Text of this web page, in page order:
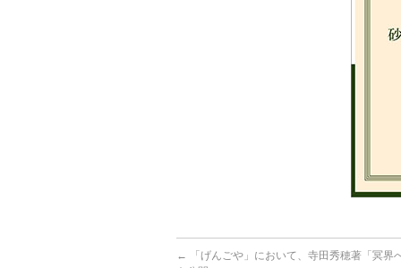
←
「げんごや」において、寺田秀穂著「冥界